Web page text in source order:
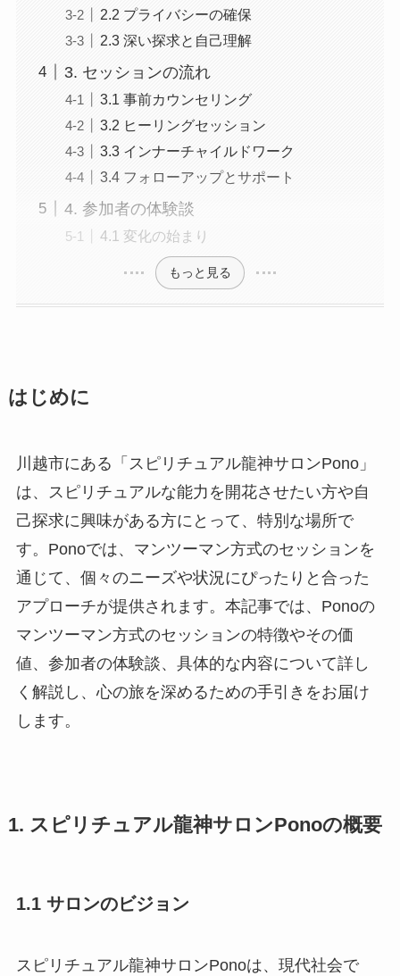
2.2 プライバシーの確保
2.3 深い探求と自己理解
3. セッションの流れ
3.1 事前カウンセリング
3.2 ヒーリングセッション
3.3 インナーチャイルドワーク
3.4 フォローアップとサポート
4. 参加者の体験談
4.1 変化の始まり
もっと見る
はじめに
川越市にある「スピリチュアル龍神サロンPono」
は、スピリチュアルな能力を開花させたい方や自
己探求に興味がある方にとって、特別な場所で
す。Ponoでは、マンツーマン方式のセッションを
通じて、個々のニーズや状況にぴったりと合った
アプローチが提供されます。本記事では、Ponoの
マンツーマン方式のセッションの特徴やその価
値、参加者の体験談、具体的な内容について詳し
く解説し、心の旅を深めるための手引きをお届け
します。
1. スピリチュアル龍神サロンPonoの概要
1.1 サロンのビジョン
スピリチュアル龍神サロンPonoは、現代社会で